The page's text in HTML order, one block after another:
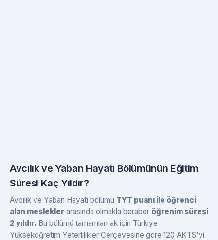
Avcılık ve Yaban Hayatı Bölümünün Eğitim
Süresi Kaç Yıldır?
Avcılık ve Yaban Hayatı bölümü TYT puanı ile öğrenci
alan meslekler arasında olmakla beraber öğrenim süresi
2 yıldır. Bu bölümü tamamlamak için Türkiye
Yükseköğretim Yeterlilikler Çerçevesine göre 120 AKTS'yi